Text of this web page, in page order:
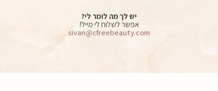
יש לך מה לומר לי?
אפשר לשלוח לי מייל!
sivan@cfreebeauty.com